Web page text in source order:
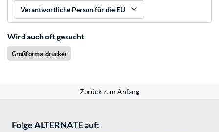
Verantwortliche Person für die EU
Wird auch oft gesucht
Großformatdrucker
Zurück zum Anfang
Folge ALTERNATE auf: